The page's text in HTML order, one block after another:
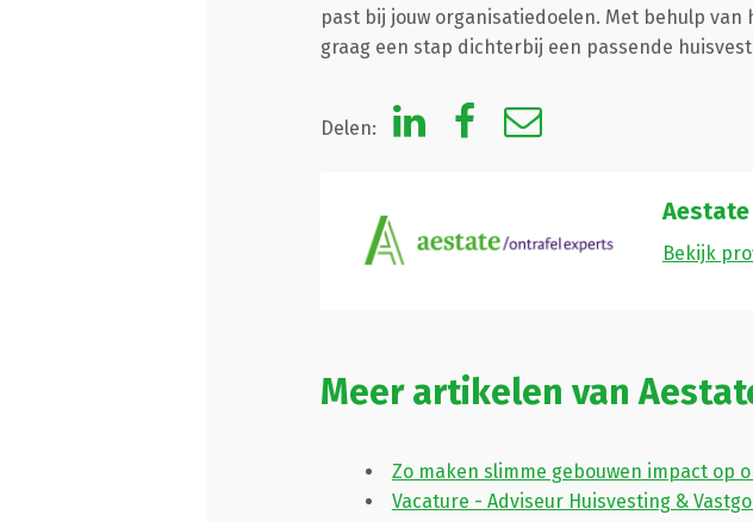
past bij jouw organisatiedoelen. Met behulp
graag een stap dichterbij een passende
Delen:
Aestate
Bekijk
Meer artikelen van
Zo maken slimme gebouwen impact op
Vacature - Adviseur Huisvesting &